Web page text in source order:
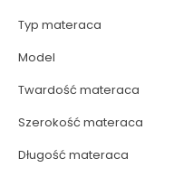
Typ materaca
Model
Twardość materaca
Szerokość materaca
Długość materaca